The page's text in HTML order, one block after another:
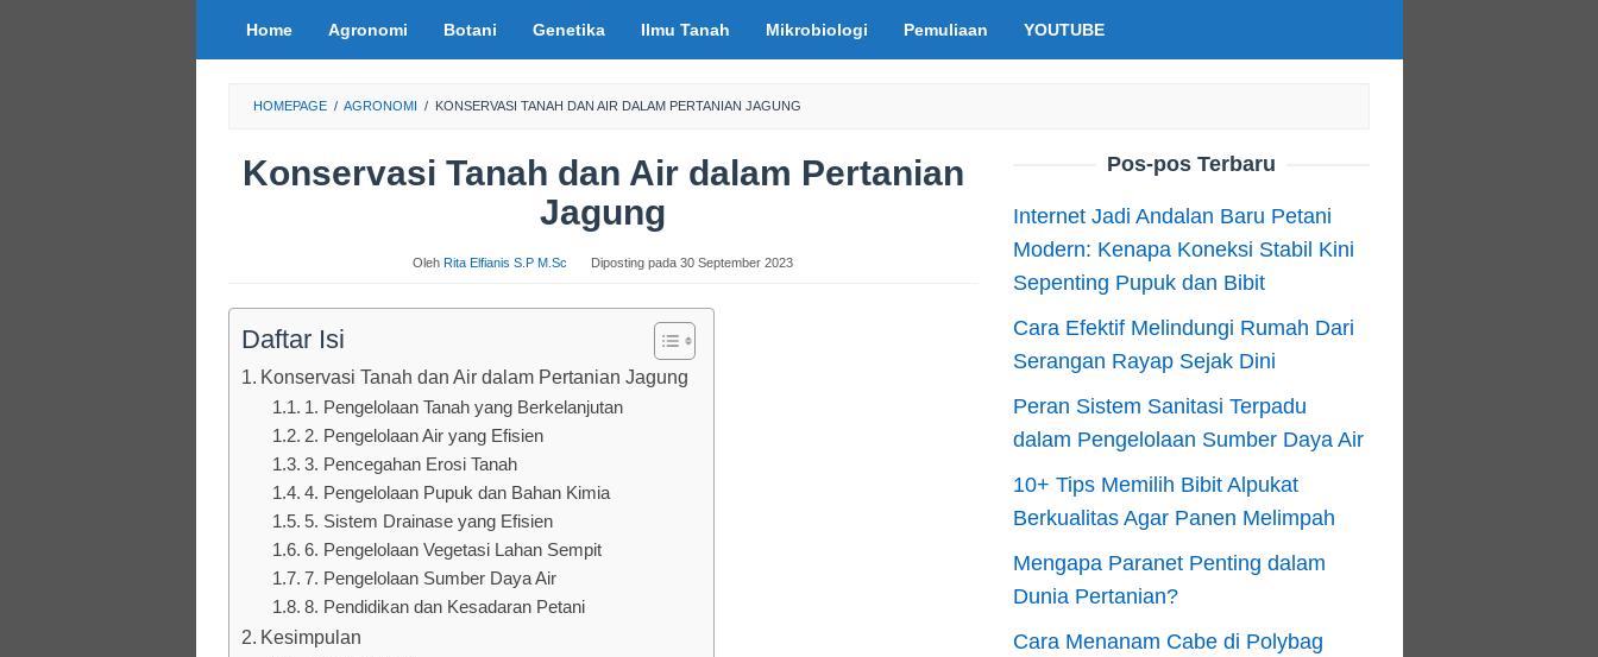
Home Agronomi Botani Genetika Ilmu Tanah Mikrobiologi Pemuliaan YOUTUBE
HOMEPAGE / AGRONOMI / KONSERVASI TANAH DAN AIR DALAM PERTANIAN JAGUNG
Konservasi Tanah dan Air dalam Pertanian
Jagung
Oleh Rita Elfianis S.P M.Sc Diposting pada 30 September 2023
Daftar Isi
Konservasi Tanah dan Air dalam Pertanian Jagung
1. Pengelolaan Tanah yang Berkelanjutan
2. Pengelolaan Air yang Efisien
3. Pencegahan Erosi Tanah
4. Pengelolaan Pupuk dan Bahan Kimia
5. Sistem Drainase yang Efisien
6. Pengelolaan Vegetasi Lahan Sempit
7. Pengelolaan Sumber Daya Air
8. Pendidikan dan Kesadaran Petani
Kesimpulan
Pos-pos Terbaru
Internet Jadi Andalan Baru Petani
Modern: Kenapa Koneksi Stabil Kini
Sepenting Pupuk dan Bibit
Cara Efektif Melindungi Rumah Dari
Serangan Rayap Sejak Dini
Peran Sistem Sanitasi Terpadu
dalam Pengelolaan Sumber Daya Air
10+ Tips Memilih Bibit Alpukat
Berkualitas Agar Panen Melimpah
Mengapa Paranet Penting dalam
Dunia Pertanian?
Cara Menanam Cabe di Polybag